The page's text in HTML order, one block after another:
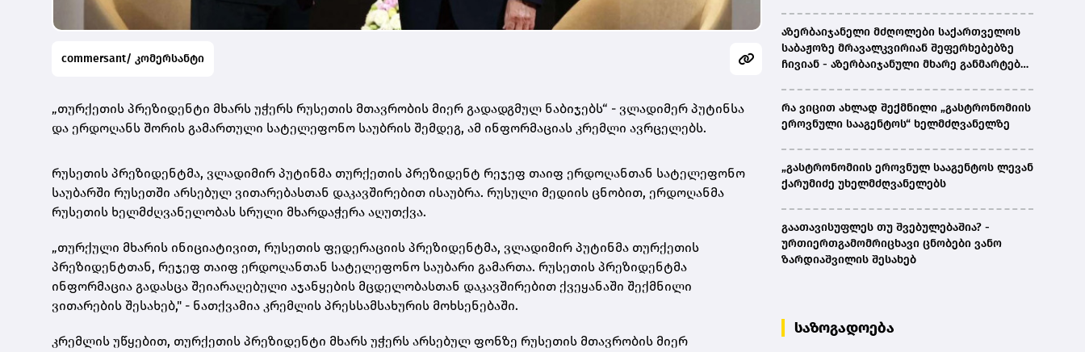
commersant/ კომერსანტი
„თურქეთის პრეზიდენტი მხარს უჭერს რუსეთის მთავრობის მიერ გადადგმულ ნაბიჯებს“ - ვლადიმერ პუტინსა
და ერდოღანს შორის გამართული სატელეფონო საუბრის შემდეგ, ამ ინფორმაციას კრემლი ავრცელებს.
რუსეთის პრეზიდენტმა, ვლადიმირ პუტინმა თურქეთის პრეზიდენტ რეჯეფ თაიფ ერდოღანთან სატელეფონო
საუბარში რუსეთში არსებულ ვითარებასთან დაკავშირებით ისაუბრა. რუსული მედიის ცნობით, ერდოღანმა
რუსეთის ხელმძღვანელობას სრული მხარდაჭერა აღუთქვა.
„თურქული მხარის ინიციატივით, რუსეთის ფედერაციის პრეზიდენტმა, ვლადიმირ პუტინმა თურქეთის
პრეზიდენტთან, რეჯეფ თაიფ ერდოღანთან სატელეფონო საუბარი გამართა. რუსეთის პრეზიდენტმა
ინფორმაცია გადასცა შეიარაღებული აჯანყების მცდელობასთან დაკავშირებით ქვეყანაში შექმნილი
ვითარების შესახებ," - ნათქვამია კრემლის პრესსამსახურის მოხსენებაში.
კრემლის უწყებით, თურქეთის პრეზიდენტი მხარს უჭერს არსებულ ფონზე რუსეთის მთავრობის მიერ
აზერბაიჯანელი მძღოლები საქართველოს
საბაჟოზე მრავალკვირიან შეფერხებებზე
ჩივიან - აზერბაიჯანული მხარე განმარტებას
რა ვიცით ახლად შექმნილი „გასტრონომიის
ეროვნული სააგენტოს“ ხელმძღვანელზე
„გასტრონომიის ეროვნულ სააგენტოს ლევან
ქარუმიძე უხელმძღვანელებს
გაათავისუფლეს თუ შვებულებაშია? -
ურთიერთგამომრიცხავი ცნობები ვანო
ზარდიაშვილის შესახებ
საზოგადოება